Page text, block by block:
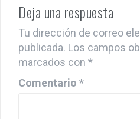
Deja una respuesta
Tu dirección de correo
publicada. Los campos
marcados con *
Comentario *